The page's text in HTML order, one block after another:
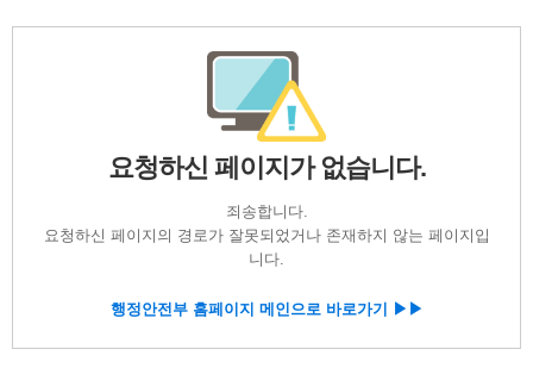
요청하신 페이지가 없습니다.
죄송합니다.
요청하신 페이지의 경로가 잘못되었거나 존재하지 않는 페이지입
니다.
행정안전부 홈페이지 메인으로 바로가기 ▶▶